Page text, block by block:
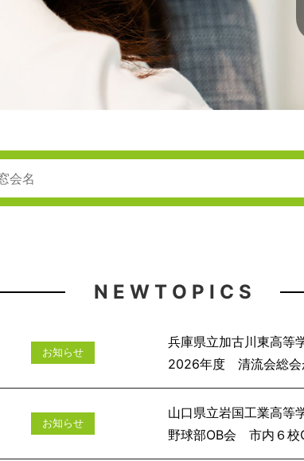
N E W T O P I C S
お知らせ
兵庫県立加古川東高
2026年度 清流
お知らせ
山口県立岩国工業高等
野球部OB